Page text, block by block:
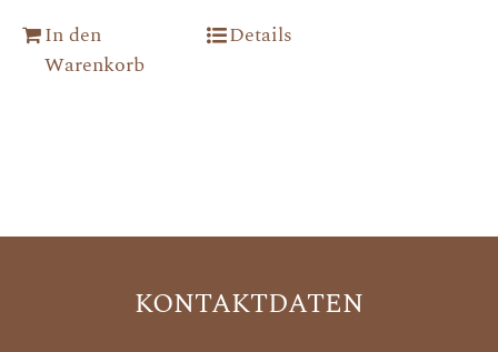
In den
Warenkorb
Details
KONTAKTDATEN